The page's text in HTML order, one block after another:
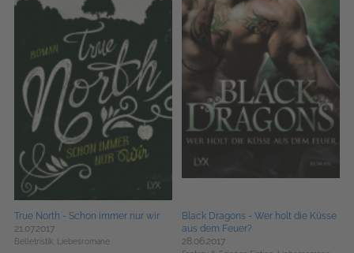
True North - Schon immer nur wir
21.07.2017
Belletristik, Liebesromane
Black Dragons - Wer holt die Küsse
aus dem Feuer?
28.06.2017